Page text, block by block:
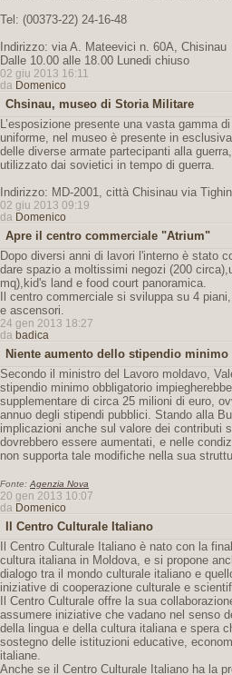
Tel: (00373-22) 24-16-48
Indirizzo: via A. Mateevici n. 60A, Chisinau
Dalle 10.00 alle 18.00 Lunedi chiuso
02 giu 2013 16:11
da Domenico
Chsinau, museo di Storia Militare
L’esposizione presente una vasta gamma
uniforme, nel museo è presente in
delle diverse armate partecipanti alla
utilizzato dai sovietici in tempo di guerra.
Indirizzo: MD-2001, città Chisinau via
02 giu 2013 09:19
da Domenico
Apre il centro commerciale "Atrium"
Dopo diversi anni di lavori l'interno è stato
dare spazio a moltissimi negozi (200
mq),kid's land e food court panoramica.
Il centro commerciale si sviluppa su 4
e ascensori.
24 gen 2013 18:27
da badica
Niente aumento dello stipendio
Secondo il ministro del Lavoro moldavo,
stipendio minimo obbligatorio
supplementare di circa 25 milioni di euro,
annuo degli stipendi pubblici. Stando alla
implicazioni anche sul valore dei contributi
dovrebbero essere aumentati, e nelle
non supporta tale modifiche nella sua
Fonte: Agenzia Nova
20 gen 2013 10:07
da Domenico
Il Centro Culturale Italiano
Il Centro Culturale Italiano è nato con la
cultura italiana in Moldova, e si propone
dialogo tra il mondo culturale italiano e
iniziative di cooperazione culturale e
Il Centro Culturale offre la sua
assumere iniziative che vadano nel senso
della lingua e della cultura italiana e spera
sostegno delle istituzioni educative,
italiane.
Anche se il Centro Culturale Italiano ha la